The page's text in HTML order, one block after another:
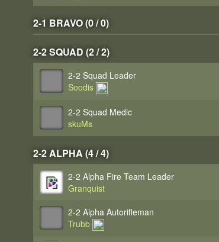
2-1 BRAVO (0 / 0)
2-2 SQUAD (2 / 2)
2-2 Squad Leader
Soodis
2-2 Squad Medic
skuMs
2-2 ALPHA (4 / 4)
2-2 Alpha Fire Team Leader
Granquist
2-2 Alpha Autorifleman
Trubb